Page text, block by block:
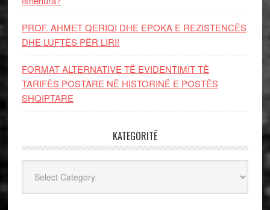
PROF. AHMET QERIQI DHE EPOKA E REZISTENCЁS
DHE LUFTЁS PЁR LIRI!
FORMAT ALTERNATIVE TË EVIDENTIMIT TË
TARIFËS POSTARE NË HISTORINË E POSTËS
SHQIPTARE
KATEGORITË